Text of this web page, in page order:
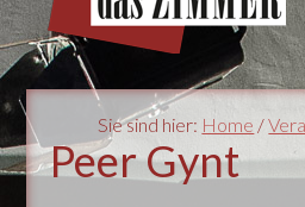
Sie sind hier: Home /
Peer Gynt